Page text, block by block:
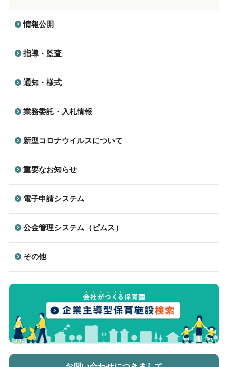
情報公開
指導・監査
通知・様式
業務委託・入札情報
新型コロナウイルスについて
重要なお知らせ
電子申請システム
公金管理システム（ピムス）
その他